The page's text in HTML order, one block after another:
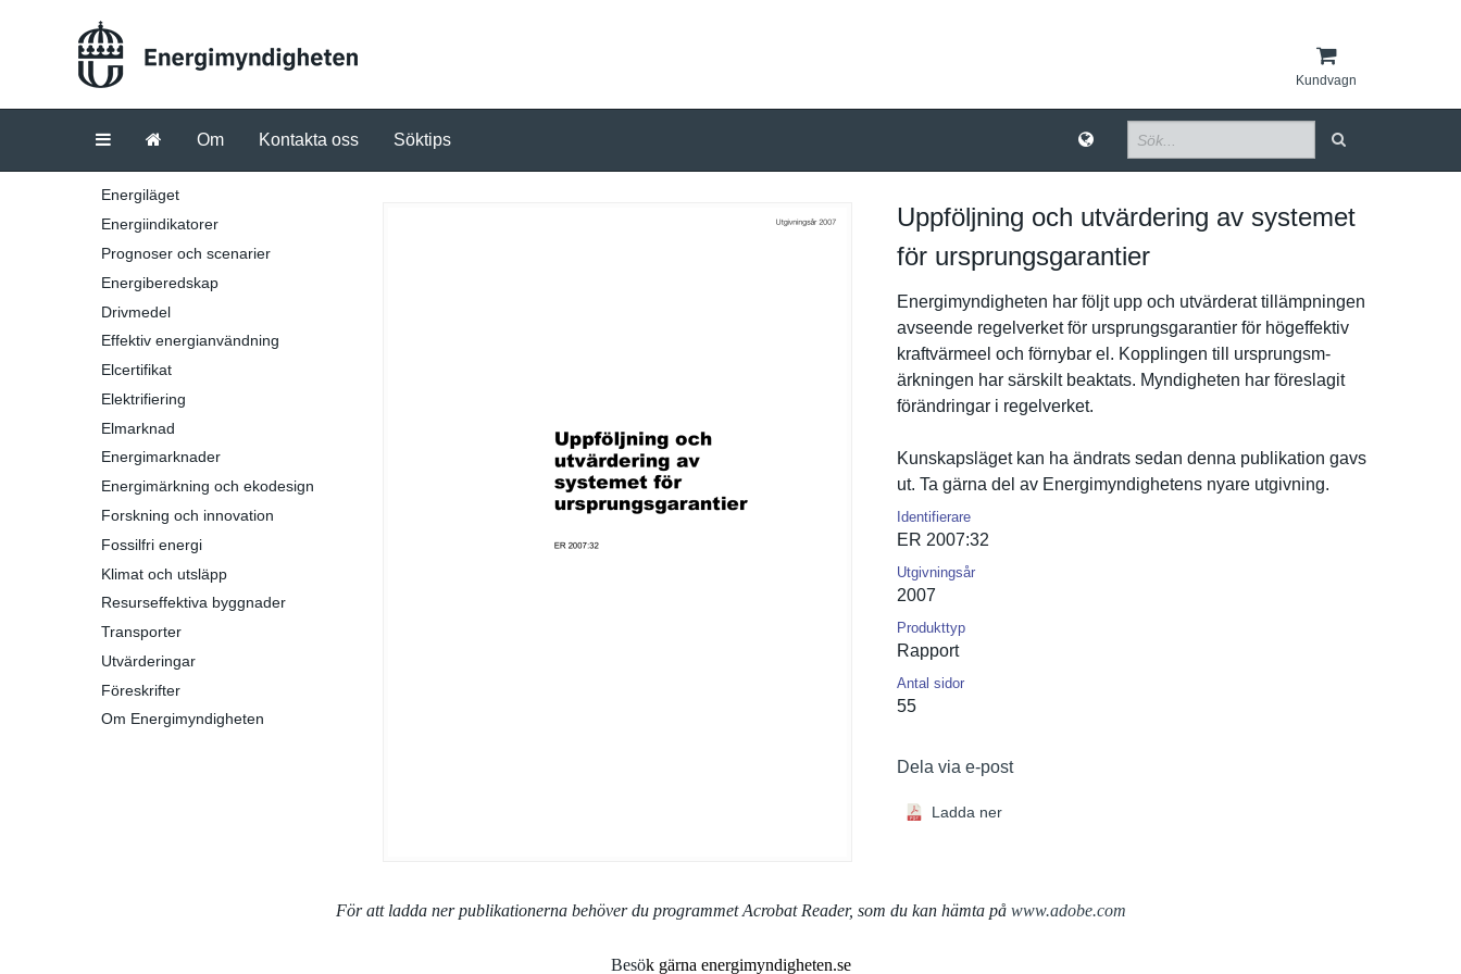
Kundvagn
Om Kontakta oss Söktips
Energiläget
Energiindikatorer
Prognoser och scenarier
Energiberedskap
Drivmedel
Effektiv energianvändning
Elcertifikat
Elektrifiering
Elmarknad
Energimarknader
Energimärkning och ekodesign
Forskning och innovation
Fossilfri energi
Klimat och utsläpp
Resurseffektiva byggnader
Transporter
Utvärderingar
Föreskrifter
Om Energimyndigheten
Uppföljning och utvärdering av systemet
för ursprungsgarantier
Energimynd­igheten har följt upp och utvärderat tillämpnin­gen
avseende regelverke­t för ursprungsg­arantier för högeffekti­v
kraftvärme­el och förnybar el. Kopplingen till ursprungsm­
ärkningen har särskilt beaktats. Myndighete­n har föreslagit
förändring­ar i regelverke­t.
Kunskapslä­get kan ha ändrats sedan denna publikatio­n gavs
ut. Ta gärna del av Energimynd­ighetens nyare utgivning.
Identifierare
ER 2007:32
Utgivningsår
2007
Produkttyp
Rapport
Antal sidor
55
Dela via e-post
Ladda ner
För att ladda ner publikationerna behöver du programmet Acrobat Reader, som du kan hämta på www.adobe.com
Besök gärna energimyndigheten.se